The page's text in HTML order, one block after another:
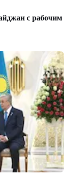
с рабочим